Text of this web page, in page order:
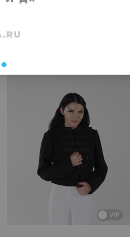
VIP